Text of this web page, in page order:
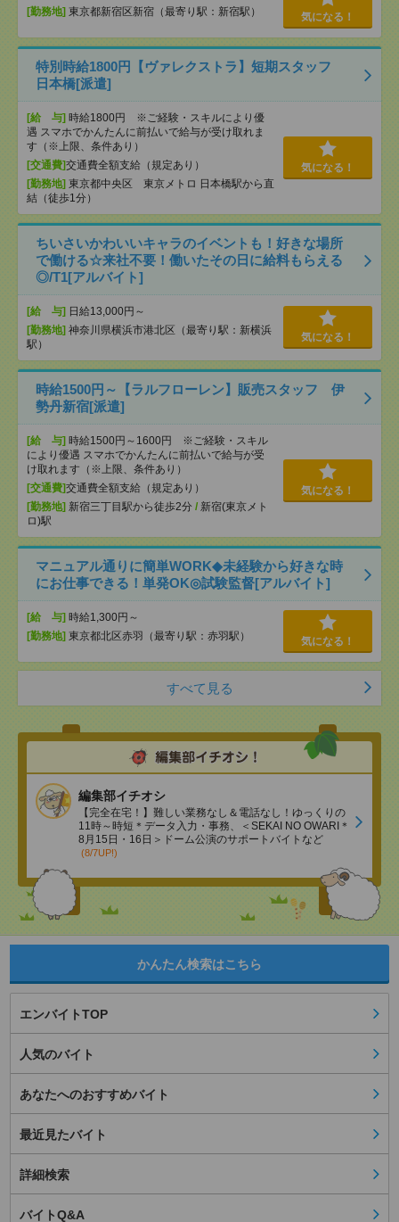
[勤務地] 東京都新宿区新宿（最寄り駅：新宿駅） 気になる！
特別時給1800円【ヴァレクストラ】短期スタッフ
日本橋[派遣]
[給 与] 時給1800円 ※ご経験・スキルにより優
遇 スマホでかんたんに前払いで給与が受け取れま
す（※上限、条件あり）
[交通費]交通費全額支給（規定あり）
[勤務地] 東京都中央区 東京メトロ 日本橋駅から直
結（徒歩1分）
気になる！
ちいさいかわいいキャラのイベントも！好きな場所
で働ける☆来社不要！働いたその日に給料もらえる
◎/T1[アルバイト]
[給 与] 日給13,000円～
[勤務地] 神奈川県横浜市港北区（最寄り駅：新横浜
駅）
気になる！
時給1500円～【ラルフローレン】販売スタッフ 伊
勢丹新宿[派遣]
[給 与] 時給1500円～1600円 ※ご経験・スキル
により優遇 スマホでかんたんに前払いで給与が受
け取れます（※上限、条件あり）
[交通費]交通費全額支給（規定あり）
[勤務地] 新宿三丁目駅から徒歩2分 / 新宿(東京メト
ロ)駅
気になる！
マニュアル通りに簡単WORK◆未経験から好きな時
にお仕事できる！単発OK◎試験監督[アルバイト]
[給 与] 時給1,300円～
[勤務地] 東京都北区赤羽（最寄り駅：赤羽駅） 気になる！
すべて見る
編集部イチオシ
【完全在宅！】難しい業務なし＆電話なし！ゆっくりの
11時～時短＊データ入力・事務、＜SEKAI NO OWARI＊
8月15日・16日＞ドーム公演のサポートバイトなど
(8/7UP!)
かんたん検索はこちら
エンバイトTOP
人気のバイト
あなたへのおすすめバイト
最近見たバイト
詳細検索
バイトQ&A